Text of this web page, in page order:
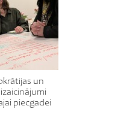
un
piecgadei